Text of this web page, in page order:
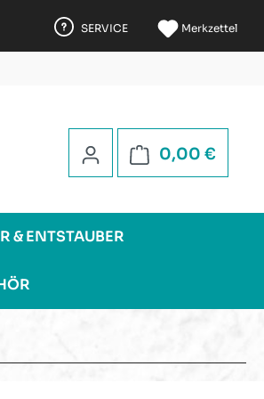
SERVICE Merkzettel
0,00 €
& ENTSTAUBER